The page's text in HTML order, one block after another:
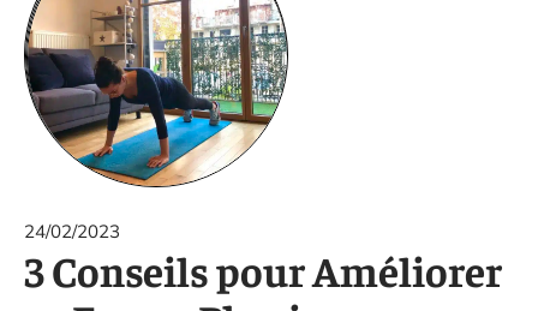
24/02/2023
3 Conseils pour Améliorer